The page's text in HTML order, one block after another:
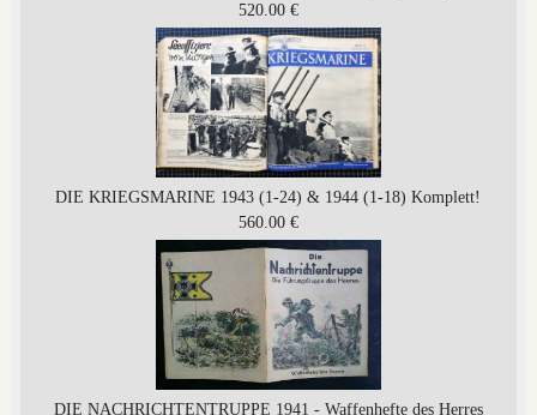
520.00 €
DIE KRIEGSMARINE 1943 (1-24) & 1944 (1-18) Komplett!
560.00 €
DIE NACHRICHTENTRUPPE 1941 - Waffenhefte des Herres